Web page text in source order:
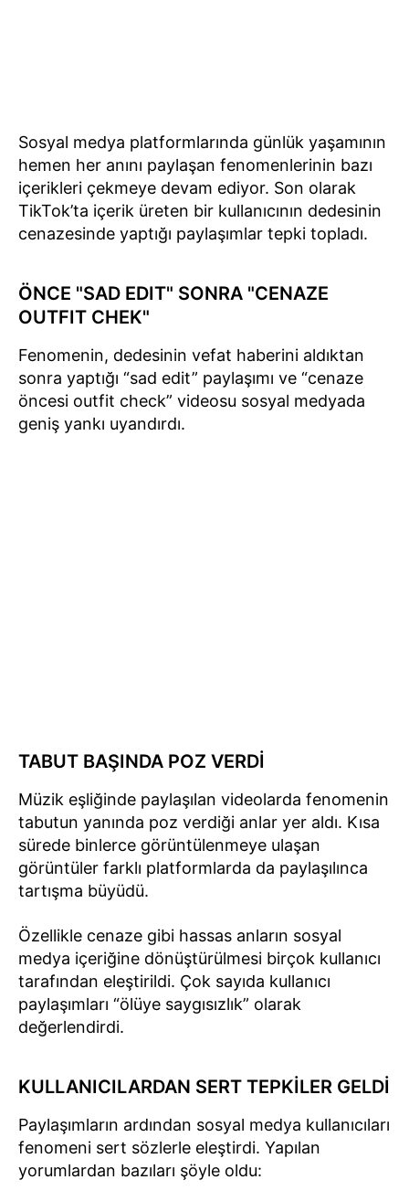
Sosyal medya platformlarında günlük yaşamının
hemen her anını paylaşan fenomenlerinin bazı
içerikleri çekmeye devam ediyor. Son olarak
TikTok’ta içerik üreten bir kullanıcının dedesinin
cenazesinde yaptığı paylaşımlar tepki topladı.
ÖNCE "SAD EDIT" SONRA "CENAZE
OUTFIT CHEK"
Fenomenin, dedesinin vefat haberini aldıktan
sonra yaptığı “sad edit” paylaşımı ve “cenaze
öncesi outfit check” videosu sosyal medyada
geniş yankı uyandırdı.
TABUT BAŞINDA POZ VERDİ
Müzik eşliğinde paylaşılan videolarda fenomenin
tabutun yanında poz verdiği anlar yer aldı. Kısa
sürede binlerce görüntülenmeye ulaşan
görüntüler farklı platformlarda da paylaşılınca
tartışma büyüdü.
Özellikle cenaze gibi hassas anların sosyal
medya içeriğine dönüştürülmesi birçok kullanıcı
tarafından eleştirildi. Çok sayıda kullanıcı
paylaşımları “ölüye saygısızlık” olarak
değerlendirdi.
KULLANICILARDAN SERT TEPKİLER GELDİ
Paylaşımların ardından sosyal medya kullanıcıları
fenomeni sert sözlerle eleştirdi. Yapılan
yorumlardan bazıları şöyle oldu: